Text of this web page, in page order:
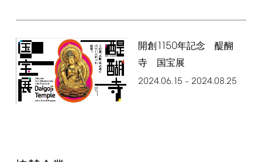
開創 1150年記念 醍醐
寺 国宝展
2024.06.15 – 2024.08.25